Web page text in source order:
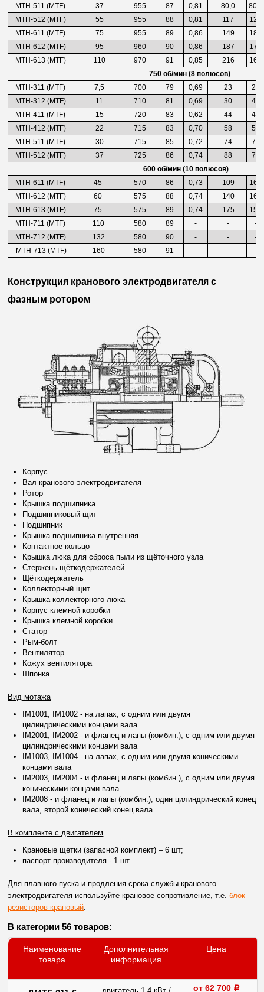
МТН-511 (MTF)
37 955 87 0,81 80,0
80,0
МТН-512 (MTF) 55 955 88 0,81 117
122
МТН-611(MTF) 75 955 89 0,86 149
180
МТН-612 (MTF) 95 960 90 0,86 187
175
МТН-613 (MTF) 110 970 91 0,85 216
168
750 об/мин (8 полюсов)
МТН-311 (MTF)
7,5 700 79 0,69 23
21
МТН-312 (MTF)
11 710 81 0,69 30
41
МТН-411 (MTF)
15 720 83 0,62 44
46
МТН-412 (MTF)
22 715 83 0,70 58
58
МТН-511 (MTF)
30 715 85 0,72 74
70
МТН-512 (MTF)
37 725 86 0,74 88
76
600 об/мин (10 полюсов)
МТН-611 (MTF)
45 570 86 0,73 109
167
МТН-612 (MTF)
60 575 88 0,74 140
162
МТН-613 (MTF)
75 575 89 0,74 175
150
МТН-711 (MTF)
110 580 89 - -
-
МТН-712 (MTF)
132 580 90 - -
-
МТН-713 (MTF)
160 580 91 - - -
Конструкция кранового электродвигателя с
фазным ротором
Корпус
Вал кранового электродвигателя
Ротор
Крышка подшипника
Подшипниковый щит
Подшипник
Крышка подшипника внутренняя
Контактное кольцо
Крышка люка для сброса пыли из щёточного узла
Стержень щёткодержателей
Щёткодержатель
Коллекторный щит
Крышка коллекторного люка
Корпус клемной коробки
Крышка клемной коробки
Статор
Рым-болт
Вентилятор
Кожух вентилятора
Шпонка
Вид мотажа
IM1001, IM1002 - на лапах, с одним или двумя
цилиндрическими концами вала
IM2001, IM2002 - и фланец и лапы (комбин.), с одним или двумя
цилиндрическими концами вала
IM1003, IM1004 - на лапах, с одним или двумя коническими
концами вала
IM2003, IM2004 - и фланец и лапы (комбин.), с одним или двумя
коническими концами вала
IM2008 - и фланец и лапы (комбин.), один цилиндрический конец
вала, второй конический конец вала
В комплекте с двигателем
Крановые щетки (запасной комплект) – 6 шт;
паспорт производителя - 1 шт.
Для плавного пуска и продления срока службы кранового
электродвигателя используйте крановое сопротивление, т.е.блок
резисторов крановый.
В категории 56 товаров:
Наименование
товара
Дополнительная
информация
Цена
от 62 700 a